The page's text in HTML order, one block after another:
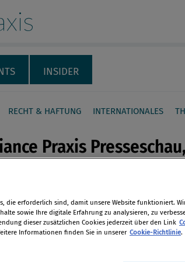
INSIDER
RECHT & HAFTUNG INTERNATIONALES
Praxis Presseschau,
2014
die erforderlich sind, damit unsere Website funktioniert.
sowie Ihre digitale Erfahrung zu analysieren, zu
dieser zusätzlichen Cookies jederzeit über den Link
Informationen finden Sie in unserer Cookie-Richtlinie.